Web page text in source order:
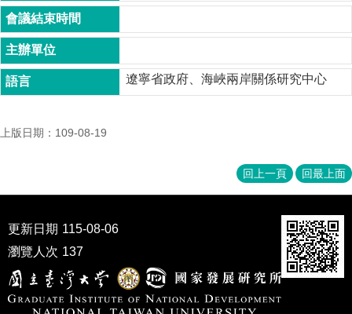
班
在
職
專
班
術
國
發
展
究
期
遼寧省政府、海峽兩岸關係研究中心
上版日期：109-08-19
回上一頁 回最上面
更新日期 115-08-06
瀏覽人次 137